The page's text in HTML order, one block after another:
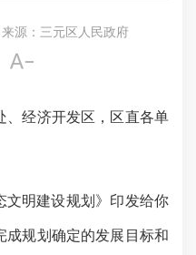
来源：三元区人民政府

、经济开发区，区直各单
文明建设规划》印发给你
成规划确定的发展目标和